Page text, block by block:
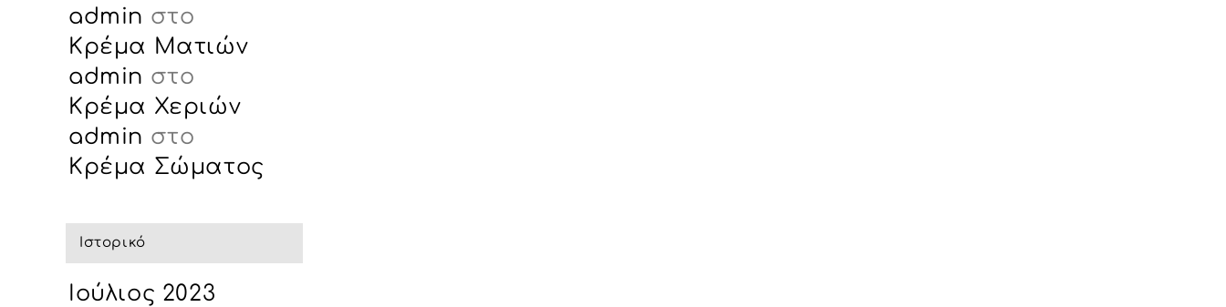
admin στο
Κρέμα Ματιών
admin στο
Κρέμα Χεριών
admin στο
Κρέμα Σώματος
Ιστορικό
Ιούλιος 2023